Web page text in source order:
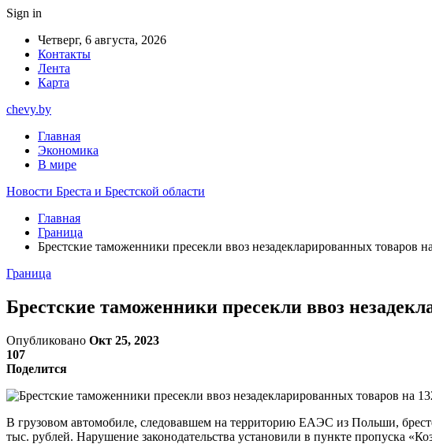
Sign in
Четверг, 6 августа, 2026
Контакты
Лента
Карта
chevy.by
Главная
Экономика
В мире
Новости Бреста и Брестской области
Главная
Граница
Брестские таможенники пресекли ввоз незадекларированных товаров
Граница
Брестские таможенники пресекли ввоз
Опубликовано Окт 25, 2023
107
Поделится
В грузовом автомобиле, следовавшем на территорию ЕАЭС из Польши,
тыс. рублей. Нарушение законодательства установили в пункте пропуска